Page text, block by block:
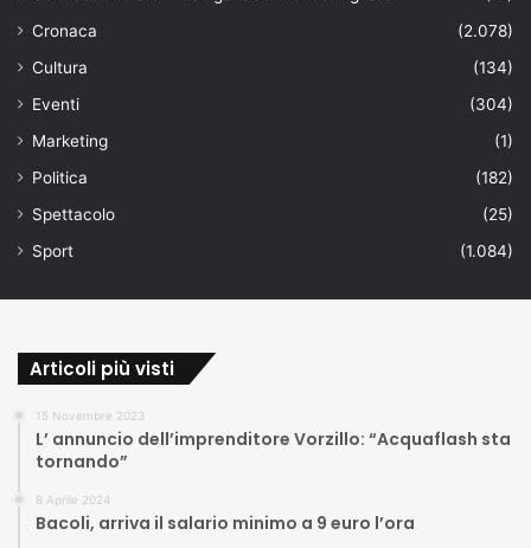
Cronaca
(2.078)
Cultura
(134)
Eventi
(304)
Marketing
(1)
Politica
(182)
Spettacolo
(25)
Sport
(1.084)
Articoli più visti
15 Novembre 2023
L’ annuncio dell’imprenditore Vorzillo: “Acquaflash sta
tornando”
8 Aprile 2024
Bacoli, arriva il salario minimo a 9 euro l’ora